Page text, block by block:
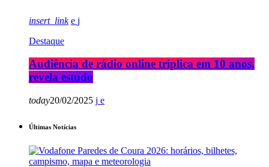
insert_link
Destaque
Audiência de rádio online triplica em 10 anos,
revela estudo
today20/02/2025
Últimas Notícias